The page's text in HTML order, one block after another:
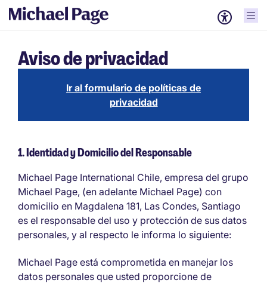
Aviso de privacidad
Ir al formulario de políticas de
privacidad
1. Identidad y Domicilio del Responsable
Michael Page International Chile, empresa del grupo
Michael Page, (en adelante Michael Page) con
domicilio en Magdalena 181, Las Condes, Santiago
es el responsable del uso y protección de sus datos
personales, y al respecto le informa lo siguiente:
Michael Page está comprometida en manejar los
datos personales que usted proporcione de